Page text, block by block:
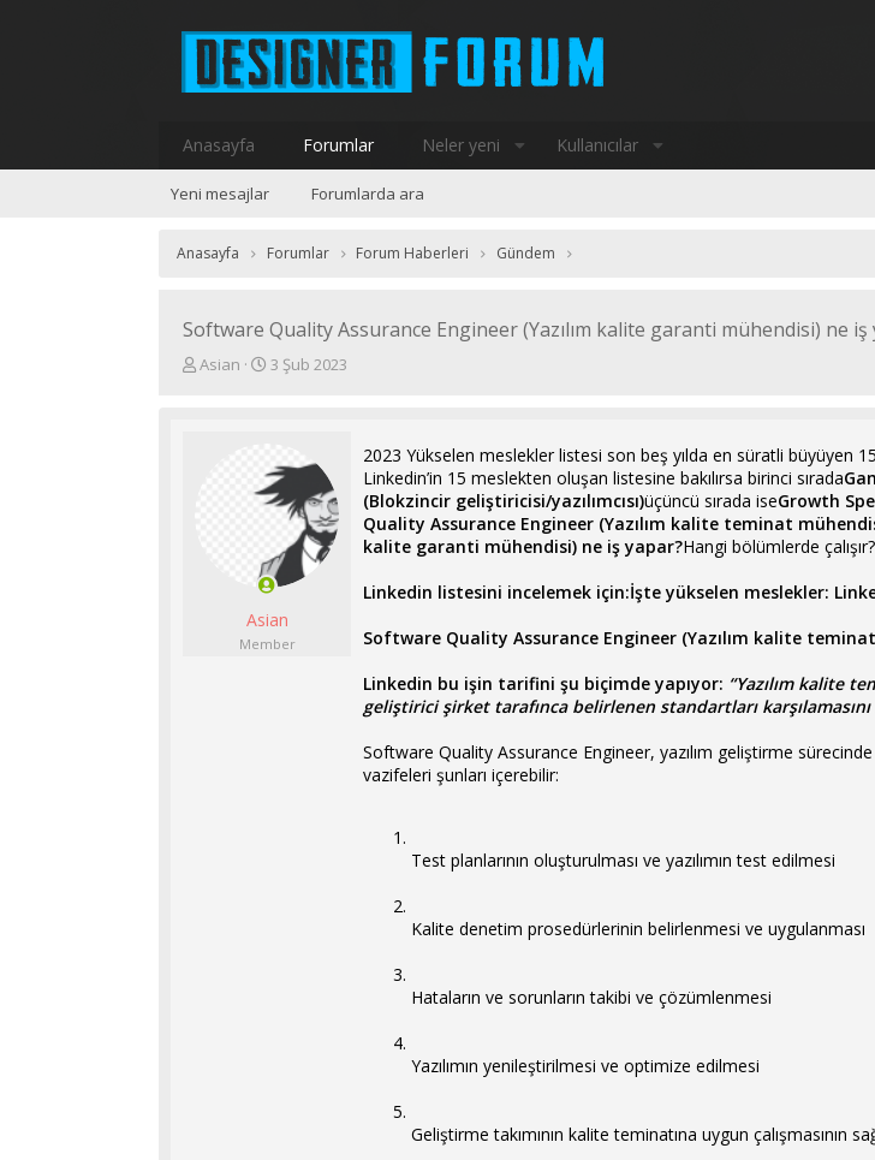
Anasayfa Forumlar Neler yeni Kullanıcılar
Yeni mesajlar Forumlarda ara
Anasayfa Forumlar Forum Haberleri Gündem
Software Quality Assurance Engineer (Yazılım kalite garanti mühendisi) ne iş
K
Asian
B
n
g
t
a
i
h
3 Şub 2023
Asian
Member
2023 Yükselen meslekler listesi son beş yılda en süratli büyüyen
Linkedin’in 15 meslekten oluşan listesine bakılırsa birinci sırada
(Blokzincir geliştiricisi/yazılımcısı)üçüncü sırada iseGrowth
Quality Assurance Engineer (Yazılım kalite teminat
kalite garanti mühendisi) ne iş yapar?Hangi bölümlerde
Linkedin listesini incelemek için:İşte yükselen meslekler:
Software Quality Assurance Engineer (Yazılım kalite
Linkedin bu işin tarifini şu biçimde yapıyor: “Yazılım kalite
geliştirici şirket tarafınca belirlenen standartları
Software Quality Assurance Engineer, yazılım geliştirme
vazifeleri şunları içerebilir:
Test planlarının oluşturulması ve yazılımın test edilmesi
Kalite denetim prosedürlerinin belirlenmesi ve uygulanması
Hataların ve sorunların takibi ve çözümlenmesi
Yazılımın yenileştirilmesi ve optimize edilmesi
Geliştirme takımının kalite teminatına uygun çalışmasının